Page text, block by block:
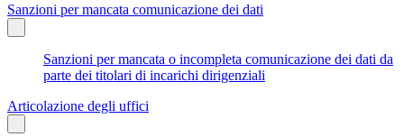
Sanzioni per mancata comunicazione dei dati
Sanzioni per mancata o incompleta comunicazione dei dati da
parte dei titolari di incarichi dirigenziali
Articolazione degli uffici